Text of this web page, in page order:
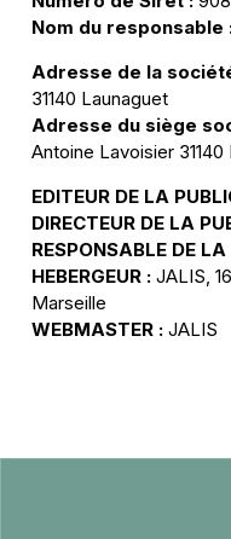
Nom du responsable
Adresse de la
31140 Launaguet
Adresse du siège
Antoine Lavoisier 31140
EDITEUR DE LA
DIRECTEUR DE LA
RESPONSABLE DE
HEBERGEUR : JALIS,
Marseille
WEBMASTER : JALIS